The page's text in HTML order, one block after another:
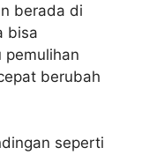
berada di
bisa
pemulihan
berubah
seperti